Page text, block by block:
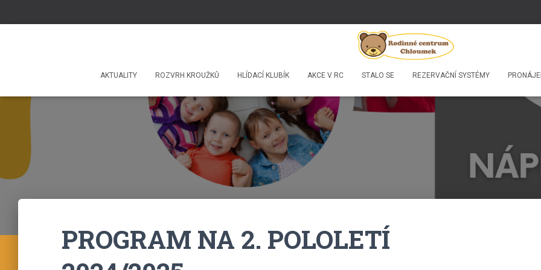
AKTUALITY ROZVRH KROUŽKŮ HLÍDACÍ KLUBÍK AKCE V RC STALO SE REZERVAČNÍ SYSTÉMY
PROGRAM NA 2. POLOLETÍ